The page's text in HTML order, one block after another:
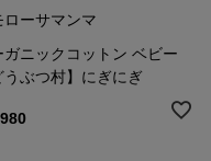
ローサマンマ
ガニックコットン ベビー
うぶつ村】にぎにぎ